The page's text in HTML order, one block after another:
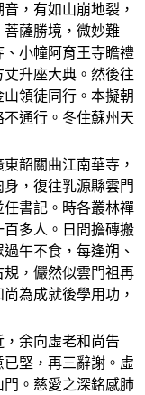
，有如山崩地裂，
菩薩勝境，微妙難
小幢阿育王寺瞻禮
升座大典。然後往
領徒同行。本擬朝
通行。冬住蘇州天
韶關曲江南華寺，
，復往乳源縣雲門
書記。時各叢林禪
多人。日間擔磚搬
午不食，每逢朔、
，儼然似雲門祖再
為成就後學用功，
余向虛老和尚告
堅，再三辭謝。虛
。慈愛之深銘感肺